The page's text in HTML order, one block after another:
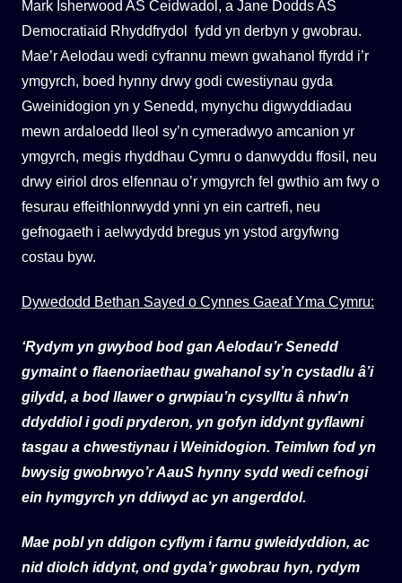
Mark Isherwood AS Ceidwadol, a Jane Dodds AS
Democratiaid Rhyddfrydol fydd yn derbyn y gwobrau.
Mae’r Aelodau wedi cyfrannu mewn gwahanol ffyrdd i’r
ymgyrch, boed hynny drwy godi cwestiynau gyda
Gweinidogion yn y Senedd, mynychu digwyddiadau
mewn ardaloedd lleol sy’n cymeradwyo amcanion yr
ymgyrch, megis rhyddhau Cymru o danwyddu ffosil, neu
drwy eiriol dros elfennau o’r ymgyrch fel gwthio am fwy o
fesurau effeithlonrwydd ynni yn ein cartrefi, neu
gefnogaeth i aelwydydd bregus yn ystod argyfwng
costau byw.
Dywedodd Bethan Sayed o Cynnes Gaeaf Yma Cymru:
‘Rydym yn gwybod bod gan Aelodau’r Senedd
gymaint o flaenoriaethau gwahanol sy’n cystadlu â’i
gilydd, a bod llawer o grwpiau’n cysylltu â nhw’n
ddyddiol i godi pryderon, yn gofyn iddynt gyflawni
tasgau a chwestiynau i Weinidogion. Teimlwn fod yn
bwysig gwobrwyo’r AauS hynny sydd wedi cefnogi
ein hymgyrch yn ddiwyd ac yn angerddol.
Mae pobl yn ddigon cyflym i farnu gwleidyddion, ac
nid diolch iddynt, ond gyda’r gwobrau hyn, rydym